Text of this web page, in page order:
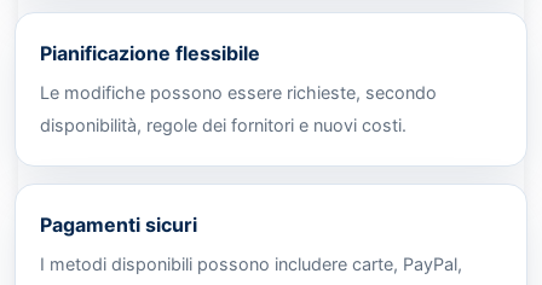
Pianificazione flessibile
Le modifiche possono essere richieste, secondo
disponibilità, regole dei fornitori e nuovi costi.
Pagamenti sicuri
I metodi disponibili possono includere carte, PayPal,